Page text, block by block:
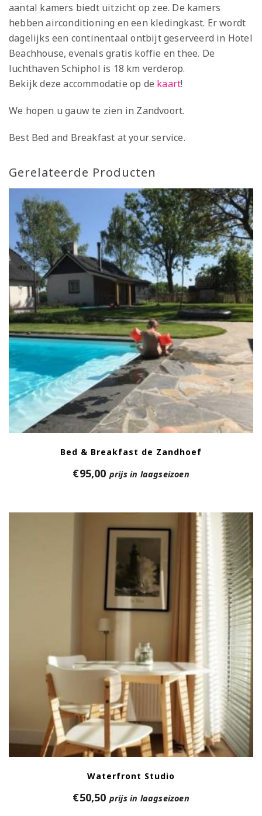
aantal kamers biedt uitzicht op zee. De kamers
hebben airconditioning en een kledingkast. Er wordt
dagelijks een continentaal ontbijt geserveerd in Hotel
Beachhouse, evenals gratis koffie en thee. De
luchthaven Schiphol is 18 km verderop.
Bekijk deze accommodatie op de kaart!
We hopen u gauw te zien in Zandvoort.
Best Bed and Breakfast at your service.
Gerelateerde Producten
Bed & Breakfast de Zandhoef
€95,00 prijs in laagseizoen
Waterfront Studio
€50,50 prijs in laagseizoen